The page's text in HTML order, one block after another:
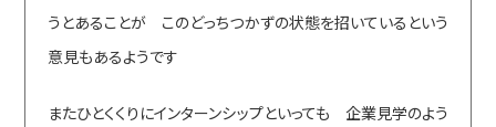
うとあることが このどっちつかずの状態を招いているという
意見もあるようです
またひとくくりにインターンシップといっても 企業見学のよう